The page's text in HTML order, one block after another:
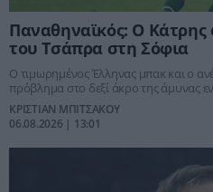
Παναθηναϊκός: Ο Κάτρης
του Τσάπρα στη Σόφια
Ο τιμωρημένος Έλληνας μπακ και ο
πρόβλημα στο δεξί άκρο της άμυνας
ΚΡΙΣΤΙΑΝ ΜΠΙΤΣΑΚΟΥ
06.08.2026 | 13:01